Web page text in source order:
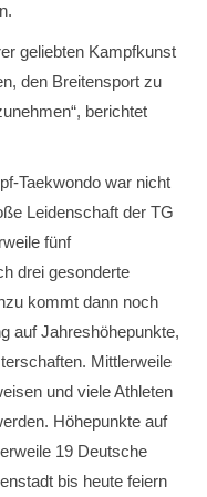
geliebten Kampfkunst
den Breitensport zu
berichtet
Taekwondo war nicht
Leidenschaft der TG
fünf
drei gesonderte
kommt dann noch
auf Jahreshöhepunkte,
Mittlerweile
und viele Athleten
Höhepunkte auf
19 Deutsche
bis heute feiern